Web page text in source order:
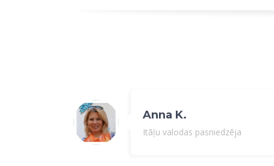
Anna K.
Itāļu valodas pasniedzēja